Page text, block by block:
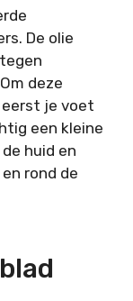
De olie
deze
je voet
een kleine
huid en
rond de